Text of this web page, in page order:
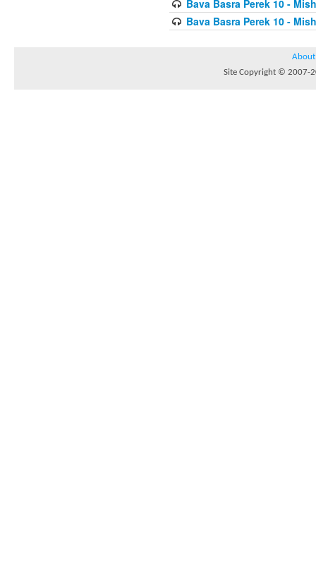
Bava Basra Perek 10 -
Bava Basra Perek 10 -
About
Site Copyright © 2007-